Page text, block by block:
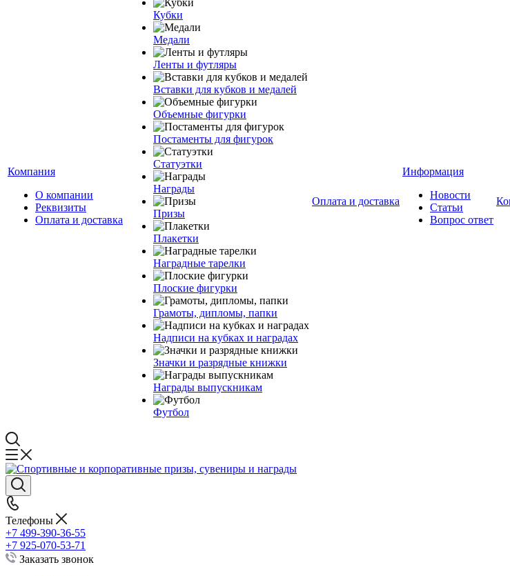
Компания
О компании
Реквизиты
Оплата и доставка
Кубки
Медали
Ленты и футляры
Вставки для кубков и медалей
Объемные фигурки
Постаменты для фигурок
Статуэтки
Награды
Призы
Плакетки
Наградные тарелки
Плоские фигурки
Грамоты, дипломы, папки
Надписи на кубках и наградах
Значки и разрядные книжки
Награды выпускникам
Футбол
Оплата и доставка
Информация
Новости
Статьи
Вопрос ответ
Телефоны
+7 499-390-36-55
+7 925-070-53-71
Заказать звонок